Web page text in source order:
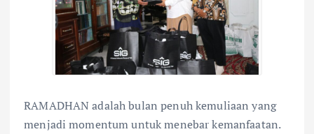
RAMADHAN adalah bulan penuh kemuliaan yang
menjadi momentum untuk menebar kemanfaatan.